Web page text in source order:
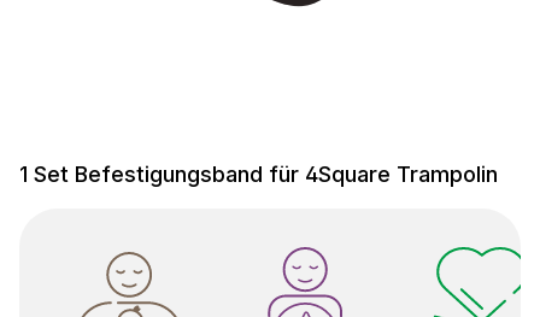
1 Set Befestigungsband für 4Square Trampolin